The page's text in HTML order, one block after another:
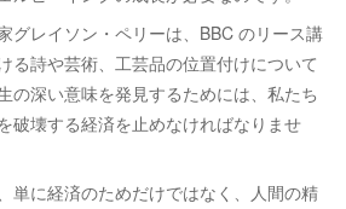
グレイソン・ペリーは、BBC のリース講
る詩や芸術、工芸品の位置付けについて
の深い意味を発見するためには、私たち
破壊する経済を止めなければなりませ
単に経済のためだけではなく、人間の精